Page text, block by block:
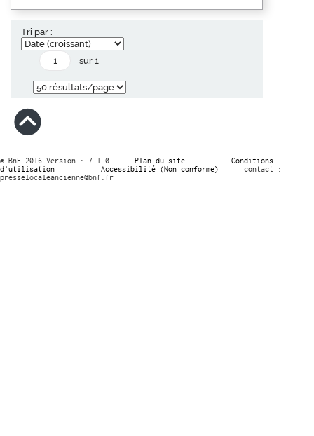
Tri par :
sur 1
© BnF 2016 Version : 7.1.0 Plan du site
Conditions
d’utilisation
Accessibilité (Non conforme)
contact :
presselocaleancienne@bnf.fr